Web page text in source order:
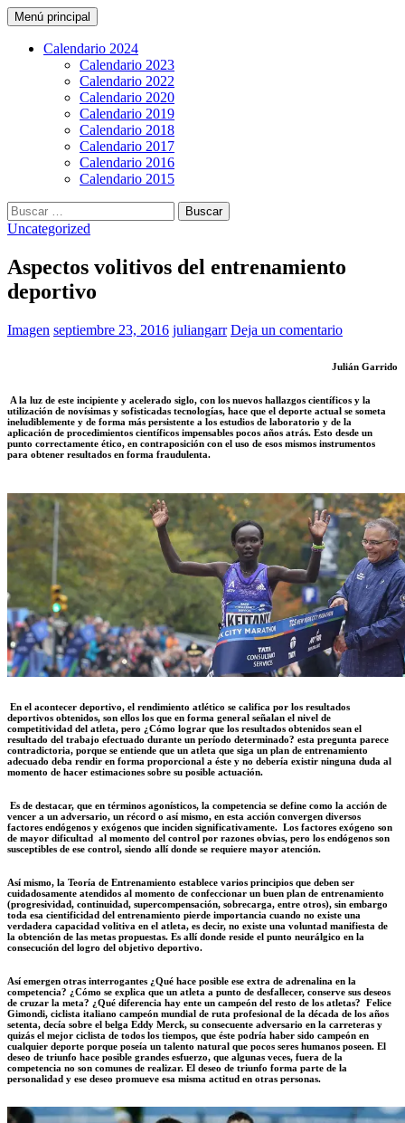
CarreraPro Venezuela
Buscar
Menú principal Saltar
al
contenido
Calendario 2024
Calendario 2023
Calendario 2022
Calendario 2020
Calendario 2019
Calendario 2018
Calendario 2017
Calendario 2016
Calendario 2015
Buscar:
Uncategorized
Aspectos volitivos del entrenamiento
deportivo
Imagen septiembre 23, 2016 juliangarr Deja un comentario
Julián Garrido
A la luz de este incipiente y acelerado siglo, con los nuevos hallazgos científicos y la
utilización de novísimas y sofisticadas tecnologías, hace que el deporte actual se someta
ineludiblemente y de forma más persistente a los estudios de laboratorio y de la
aplicación de procedimientos científicos impensables pocos años atrás. Esto desde un
punto correctamente ético, en contraposición con el uso de esos mismos instrumentos
para obtener resultados en forma fraudulenta.
En el acontecer deportivo, el rendimiento atlético se califica por los resultados
deportivos obtenidos, son ellos los que en forma general señalan el nivel de
competitividad del atleta, pero ¿Cómo lograr que los resultados obtenidos sean el
resultado del trabajo efectuado durante un período determinado? esta pregunta parece
contradictoria, porque se entiende que un atleta que siga un plan de entrenamiento
adecuado deba rendir en forma proporcional a éste y no debería existir ninguna duda al
momento de hacer estimaciones sobre su posible actuación.
Es de destacar, que en términos agonísticos, la competencia se define como la acción de
vencer a un adversario, un récord o así mismo, en esta acción convergen diversos
factores endógenos y exógenos que inciden significativamente. Los factores exógeno son
de mayor dificultad al momento del control por razones obvias, pero los endógenos son
susceptibles de ese control, siendo allí donde se requiere mayor atención.
Así mismo, la Teoría de Entrenamiento establece varios principios que deben ser
cuidadosamente atendidos al momento de confeccionar un buen plan de entrenamiento
(progresividad, continuidad, supercompensación, sobrecarga, entre otros), sin embargo
toda esa cientificidad del entrenamiento pierde importancia cuando no existe una
verdadera capacidad volitiva en el atleta, es decir, no existe una voluntad manifiesta de
la obtención de las metas propuestas. Es allí donde reside el punto neurálgico en la
consecución del logro del objetivo deportivo.
Así emergen otras interrogantes ¿Qué hace posible ese extra de adrenalina en la
competencia? ¿Cómo se explica que un atleta a punto de desfallecer, conserve sus deseos
de cruzar la meta? ¿Qué diferencia hay ente un campeón del resto de los atletas? Felice
Gimondi, ciclista italiano campeón mundial de ruta profesional de la década de los años
setenta, decía sobre el belga Eddy Merck, su consecuente adversario en la carreteras y
quizás el mejor ciclista de todos los tiempos, que éste podría haber sido campeón en
cualquier deporte porque poseía un talento natural que pocos seres humanos poseen. El
deseo de triunfo hace posible grandes esfuerzo, que algunas veces, fuera de la
competencia no son comunes de realizar. El deseo de triunfo forma parte de la
personalidad y ese deseo promueve esa misma actitud en otras personas.